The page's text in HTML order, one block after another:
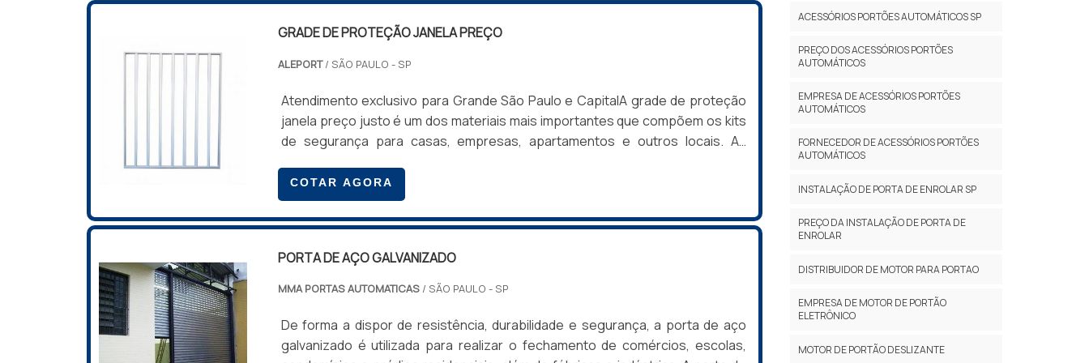
mesmo município da concorrente, a enorme PPA certamente é a melhor
opção para quem valoriza tradição e tempo de mercado. Há mais de 30 anos
dos seus produtos e fornece assistência total para os clientes e
revendedores.Para saber mais sobre o motor para portão, clique abaixo e
solicite orçamento.
GRADE DE PROTEÇÃO JANELA PREÇO
ALEPORT/ SÃO PAULO - SP
Atendimento exclusivo para Grande São Paulo e CapitalA grade de proteção
janela preço justo é um dos materiais mais importantes que compõem os kits
de segurança para casas, empresas, apartamentos e outros locais. As
crianças ou animais de estimação passem pela janela.CARACTERÍSTICAS DA
GRADE DE JANELA COM PREÇO JUSTOUma empresa fornecedora de grades e
portões deve fornecer aos clientes materiais e serviços de qualidade para
COTAR AGORA
PORTA DE AÇO GALVANIZADO
MMA PORTAS AUTOMATICAS/ SÃO PAULO - SP
De forma a dispor de resistência, durabilidade e segurança, a porta de aço
galvanizado é utilizada para realizar o fechamento de comércios, escolas,
ACESSÓRIOS PORTÕES AUTOMÁTICOS SP
PREÇO DOS ACESSÓRIOS PORTÕES
AUTOMÁTICOS
EMPRESA DE ACESSÓRIOS PORTÕES
AUTOMÁTICOS
FORNECEDOR DE ACESSÓRIOS PORTÕES
AUTOMÁTICOS
INSTALAÇÃO DE PORTA DE ENROLAR SP
PREÇO DA INSTALAÇÃO DE PORTA DE
ENROLAR
DISTRIBUIDOR DE MOTOR PARA PORTAO
EMPRESA DE MOTOR DE PORTÃO
ELETRÔNICO
MOTOR DE PORTÃO DESLIZANTE